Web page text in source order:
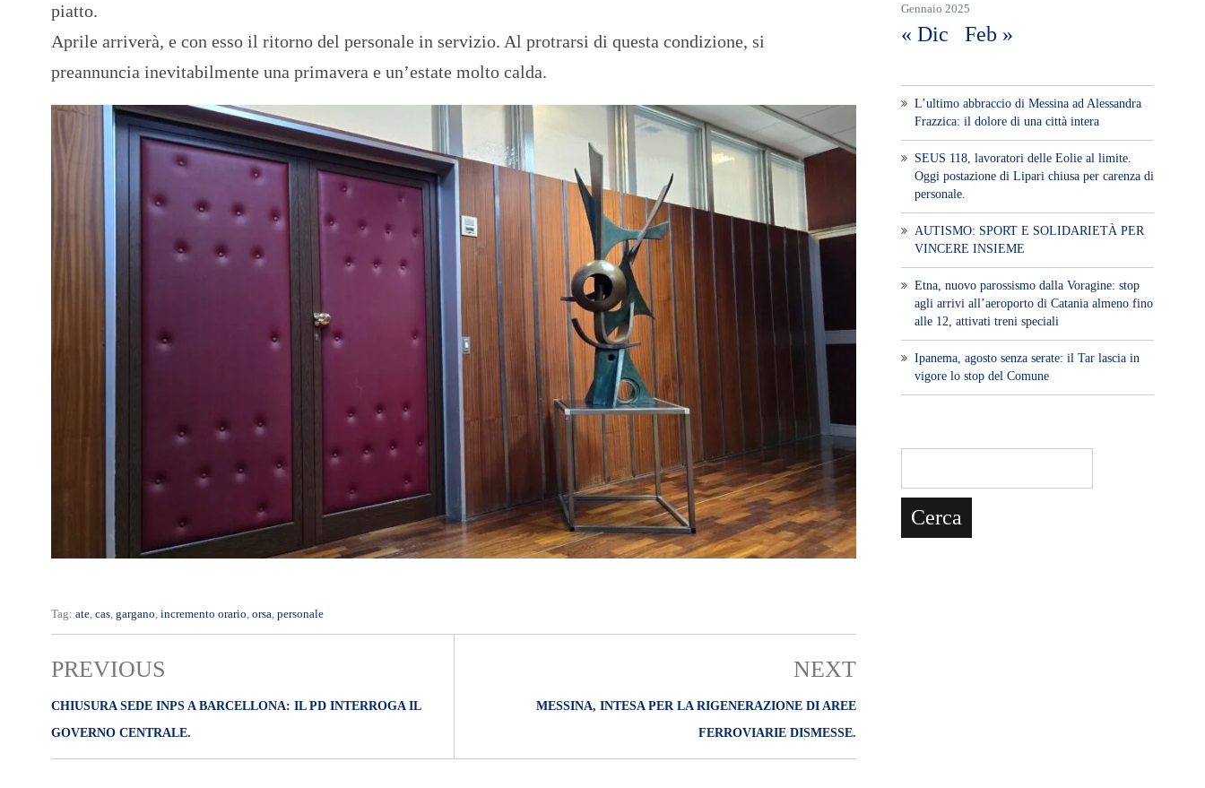
piatto.
Aprile arriverà, e con esso il ritorno del personale in servizio. Al protrarsi di questa condizione, si
preannuncia inevitabilmente una primavera e un’estate molto calda.
Tag: ate, cas, gargano, incremento orario, orsa, personale
PREVIOUS
CHIUSURA SEDE INPS A BARCELLONA: IL PD INTERROGA IL
GOVERNO CENTRALE.
NEXT
MESSINA, INTESA PER LA RIGENERAZIONE DI AREE
FERROVIARIE DISMESSE.
Gennaio 2025
« Dic Feb »
L’ultimo abbraccio di Messina ad Alessandra
Frazzica: il dolore di una città intera
SEUS 118, lavoratori delle Eolie al limite.
Oggi postazione di Lipari chiusa per carenza di
personale.
AUTISMO: SPORT E SOLIDARIETÀ PER
VINCERE INSIEME
Etna, nuovo parossismo dalla Voragine: stop
agli arrivi all’aeroporto di Catania almeno fino
alle 12, attivati treni speciali
Ipanema, agosto senza serate: il Tar lascia in
vigore lo stop del Comune